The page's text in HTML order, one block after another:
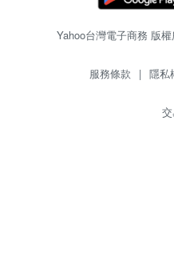
Yahoo台灣電子商務 版
服務條款 | 隱私